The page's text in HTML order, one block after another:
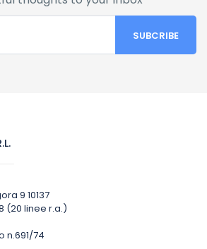
9 10137
(20 linee r.a.)
n.691/74